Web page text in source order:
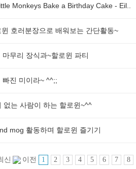
Monkeys Bake a Birthday Cake - Eil..
호러분장으로 배워보는 간단활동~
마무리 장식과~할로윈 파티
빠진 미이라~ ^^;;
없는 사람이 하는 할로윈~^^
mog 활동하며 할로윈 즐기기
신 이전 1 2 3 4 5 6 7 8